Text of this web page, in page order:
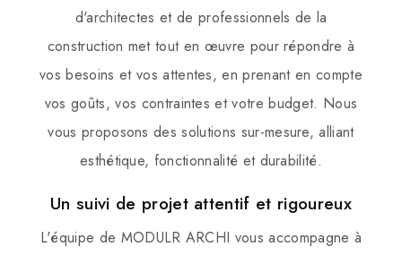
d'architectes et de professionnels de la
construction met tout en œuvre pour répondre à
vos besoins et vos attentes, en prenant en compte
vos goûts, vos contraintes et votre budget. Nous
vous proposons des solutions sur-mesure, alliant
esthétique, fonctionnalité et durabilité.
Un suivi de projet attentif et rigoureux
L'équipe de MODULR ARCHI vous accompagne à